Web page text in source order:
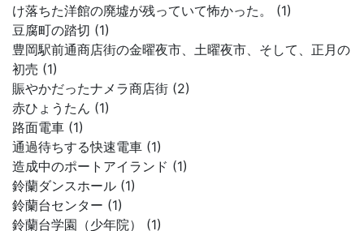
け落ちた洋館の廃墟が残っていて怖かった。 (1)
豆腐町の踏切 (1)
豊岡駅前通商店街の金曜夜市、土曜夜市、そして、正月の
初売 (1)
賑やかだったナメラ商店街 (2)
赤ひょうたん (1)
路面電車 (1)
通過待ちする快速電車 (1)
造成中のポートアイランド (1)
鈴蘭ダンスホール (1)
鈴蘭台センター (1)
鈴蘭台学園（少年院） (1)